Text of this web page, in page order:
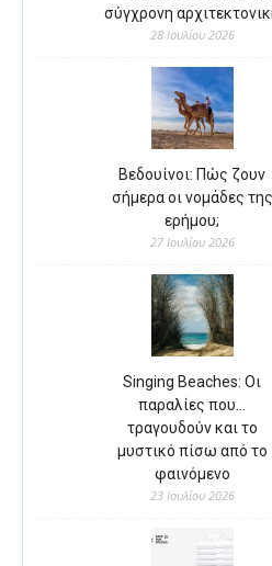
σύγχρονη
28 Ιουλίου 2026
Βεδουίνοι: Πώς ζουν
σήμερα οι νομάδες της
ερήμου;
27 Ιουλίου 2026
Singing Beaches: Οι
παραλίες που…
τραγουδούν και το
μυστικό πίσω από το
φαινόμενο
23 Ιουλίου 2026